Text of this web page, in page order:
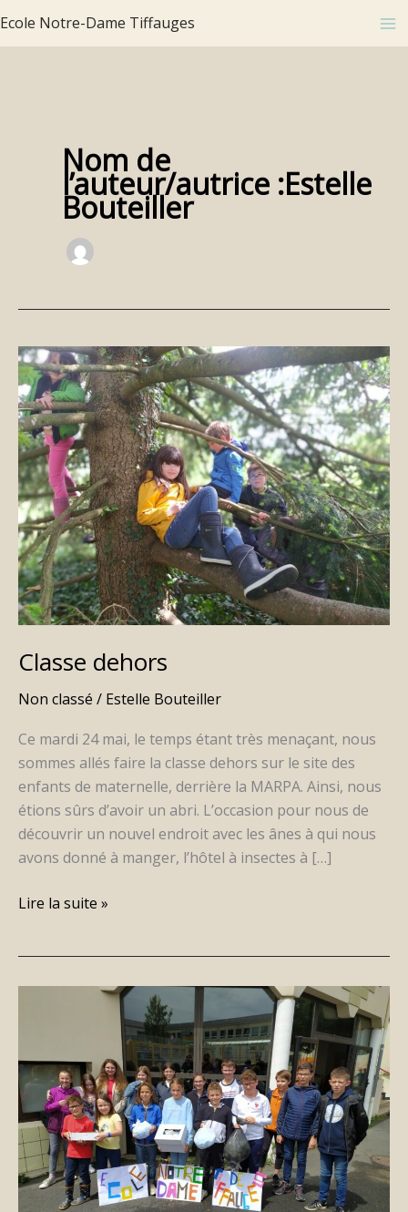
au
Ecole Notre-Dame Tiffauges
Nom de
l’auteur/autrice :Estelle
Bouteiller
Classe dehors
Non classé / Estelle Bouteiller
Ce mardi 24 mai, le temps étant très menaçant, nous
sommes allés faire la classe dehors sur le site des
enfants de maternelle, derrière la MARPA. Ainsi, nous
étions sûrs d’avoir un abri. L’occasion pour nous de
découvrir un nouvel endroit avec les ânes à qui nous
avons donné à manger, l’hôtel à insectes à […]
Classe
dehors
Lire la suite »